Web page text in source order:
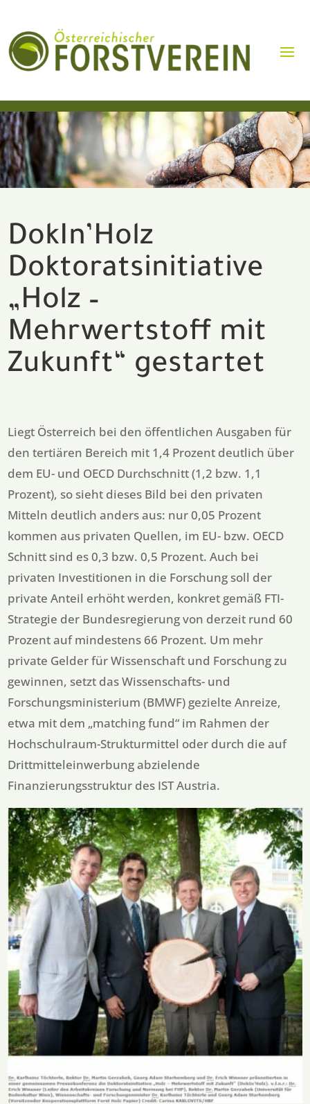
DokIn’Holz
Doktoratsinitiative
„Holz –
Mehrwertstoff mit
Zukunft“ gestartet
Liegt Österreich bei den öffentlichen Ausgaben für
den tertiären Bereich mit 1,4 Prozent deutlich über
dem EU- und OECD Durchschnitt (1,2 bzw. 1,1
Prozent), so sieht dieses Bild bei den privaten
Mitteln deutlich anders aus: nur 0,05 Prozent
kommen aus privaten Quellen, im EU- bzw. OECD
Schnitt sind es 0,3 bzw. 0,5 Prozent. Auch bei
privaten Investitionen in die Forschung soll der
private Anteil erhöht werden, konkret gemäß FTI-
Strategie der Bundesregierung von derzeit rund 60
Prozent auf mindestens 66 Prozent. Um mehr
private Gelder für Wissenschaft und Forschung zu
gewinnen, setzt das Wissenschafts- und
Forschungsministerium (BMWF) gezielte Anreize,
etwa mit dem „matching fund“ im Rahmen der
Hochschulraum-Strukturmittel oder durch die auf
Drittmitteleinwerbung abzielende
Finanzierungsstruktur des IST Austria.